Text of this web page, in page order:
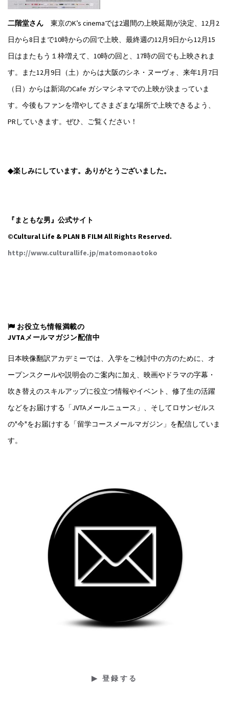
二階堂さん 東京のK’s cinemaでは2週間の上映延期が決定、12月2
日から8日まで10時からの回で上映、最終週の12月9日から12月15
日はまたもう１枠増えて、10時の回と、17時の回でも上映されま
す。また12月9日（土）からは大阪のシネ・ヌーヴォ、来年1月7日
（日）からは新潟のCafe ガシマシネマでの上映が決まっていま
す。今後もファンを増やしてさまざまな場所で上映できるよう、
PRしていきます。ぜひ、ご覧ください！
◆楽しみにしています。ありがとうございました。
『まともな男』公式サイト
©️Cultural Life & PLAN B FILM All Rights Reserved.
http://www.culturallife.jp/matomonaotoko
お役立ち情報満載の
JVTAメールマガジン配信中
日本映像翻訳アカデミーでは、入学をご検討中の方のために、オ
ープンスクールや説明会のご案内に加え、映画やドラマの字幕・
吹き替えのスキルアップに役立つ情報やイベント、修了生の活躍
などをお届けする「JVTAメールニュース」、そしてロサンゼルス
の"今"をお届けする「留学コースメールマガジン」を配信していま
す。